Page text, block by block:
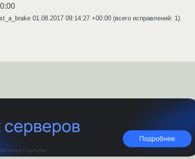
01.08.2017 09:14:27 +00:00 (всего исправлений: 1)